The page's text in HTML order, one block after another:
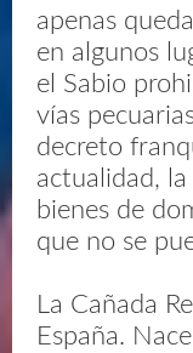
apenas
en algunos
el Sabio
vías
decreto
actualidad,
bienes de
que no se
La Cañada
España.